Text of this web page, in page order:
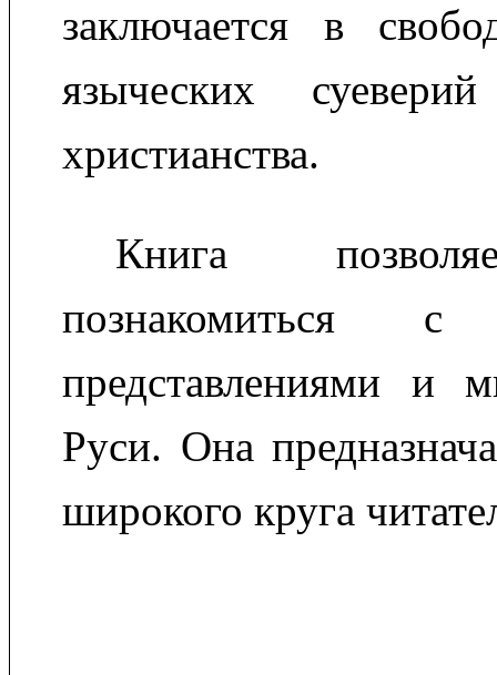
заключается в
языческих
христианства.
Книга
познакомиться с
представлениями и
Руси. Она
широкого круга